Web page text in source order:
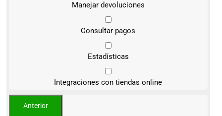
Manejar devoluciones
Consultar pagos
Estadísticas
Integraciones con tiendas online